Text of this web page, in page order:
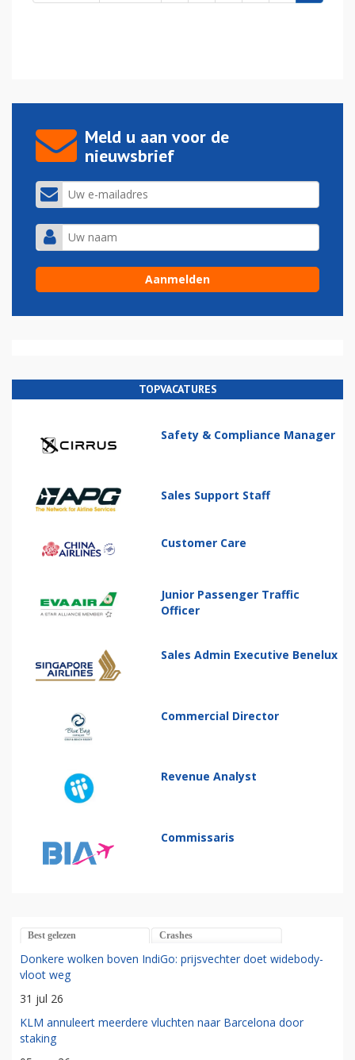
Meld u aan voor de
nieuwsbrief
TOPVACATURES
Safety & Compliance Manager
Sales Support Staff
Customer Care
Junior Passenger Traffic
Officer
Sales Admin Executive Benelux
Commercial Director
Revenue Analyst
Commissaris
Best gelezen Crashes
Donkere wolken boven IndiGo: prijsvechter doet widebody-
vloot weg
31 jul 26
KLM annuleert meerdere vluchten naar Barcelona door
staking